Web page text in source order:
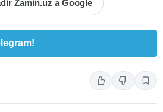
Zamin.uz a Google